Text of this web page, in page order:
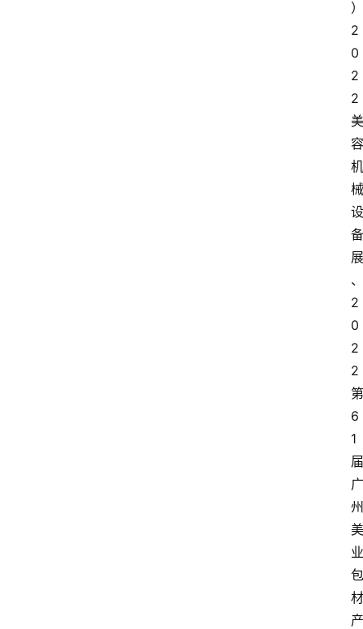
）
2
0
2
2
美
容
机
械
设
备
展
、
2
0
2
2
第
6
1
届
广
州
美
业
包
材
产